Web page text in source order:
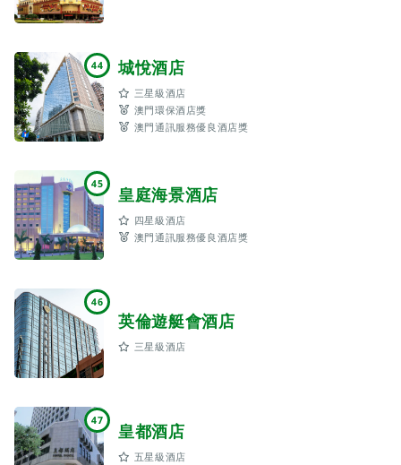
44 城悅酒店
三星級酒店
澳門環保酒店獎
澳門通訊服務優良酒店獎
45 皇庭海景酒店
四星級酒店
澳門通訊服務優良酒店獎
46
英倫遊艇會酒店
三星級酒店
47 皇都酒店
五星級酒店